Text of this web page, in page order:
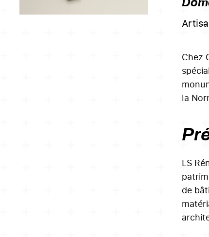
Chez
la
LS
de